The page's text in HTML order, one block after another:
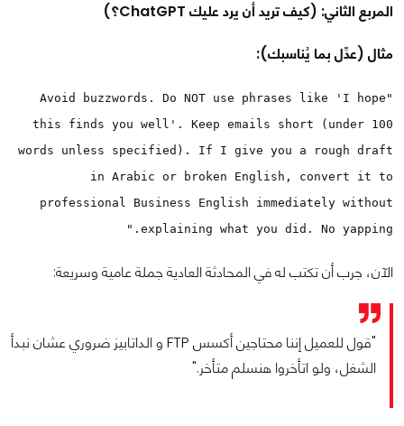
المربع الثاني: (كيف تريد أن يرد عليك ChatGPT؟)
مثال (عدِّل بما يُناسبك):
"Avoid buzzwords. Do NOT use phrases like 'I hope
this finds you well'. Keep emails short (under 100
words unless specified). If I give you a rough draft
in Arabic or broken English, convert it to
professional Business English immediately without
explaining what you did. No yapping."
الآن، جرب أن تكتب له في المحادثة العادية جملة عامية وسريعة:
"قول للعميل إننا محتاجين أكسس FTP و الداتابيز ضروري عشان نبدأ
الشغل، ولو اتأخروا هنسلم متأخر."